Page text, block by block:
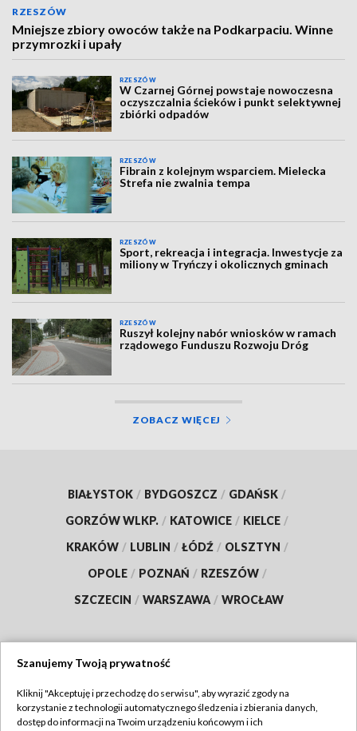
RZESZÓW
Mniejsze zbiory owoców także na Podkarpaciu. Winne
przymrozki i upały
RZESZÓW
W Czarnej Górnej powstaje nowoczesna
oczyszczalnia ścieków i punkt selektywnej
zbiórki odpadów
RZESZÓW
Fibrain z kolejnym wsparciem. Mielecka
Strefa nie zwalnia tempa
RZESZÓW
Sport, rekreacja i integracja. Inwestycje za
miliony w Tryńczy i okolicznych gminach
RZESZÓW
Ruszył kolejny nabór wniosków w ramach
rządowego Funduszu Rozwoju Dróg
ZOBACZ WIĘCEJ
BIAŁYSTOK / BYDGOSZCZ / GDAŃSK /
GORZÓW WLKP. / KATOWICE / KIELCE /
KRAKÓW / LUBLIN / ŁÓDŹ / OLSZTYN /
OPOLE / POZNAŃ / RZESZÓW /
SZCZECIN / WARSZAWA / WROCŁAW
TVP
Szanujemy Twoją prywatność
Kliknij "Akceptuję i przechodzę do serwisu", aby wyrazić zgody na
korzystanie z technologii automatycznego śledzenia i zbierania danych,
dostęp do informacji na Twoim urządzeniu końcowym i ich